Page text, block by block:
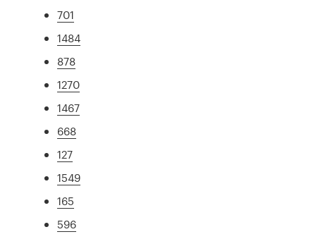
701
1484
878
1270
1467
668
127
1549
165
596